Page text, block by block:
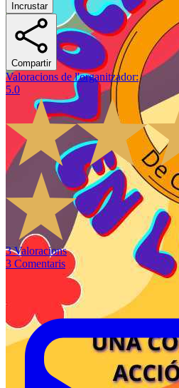
Incrustar
Compartir
Valoracions de l'organitzador:
5.0
3 Valoracions
3 Comentaris